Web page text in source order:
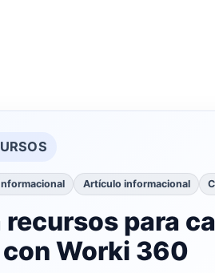
Artículo informacional
para
Worki 360